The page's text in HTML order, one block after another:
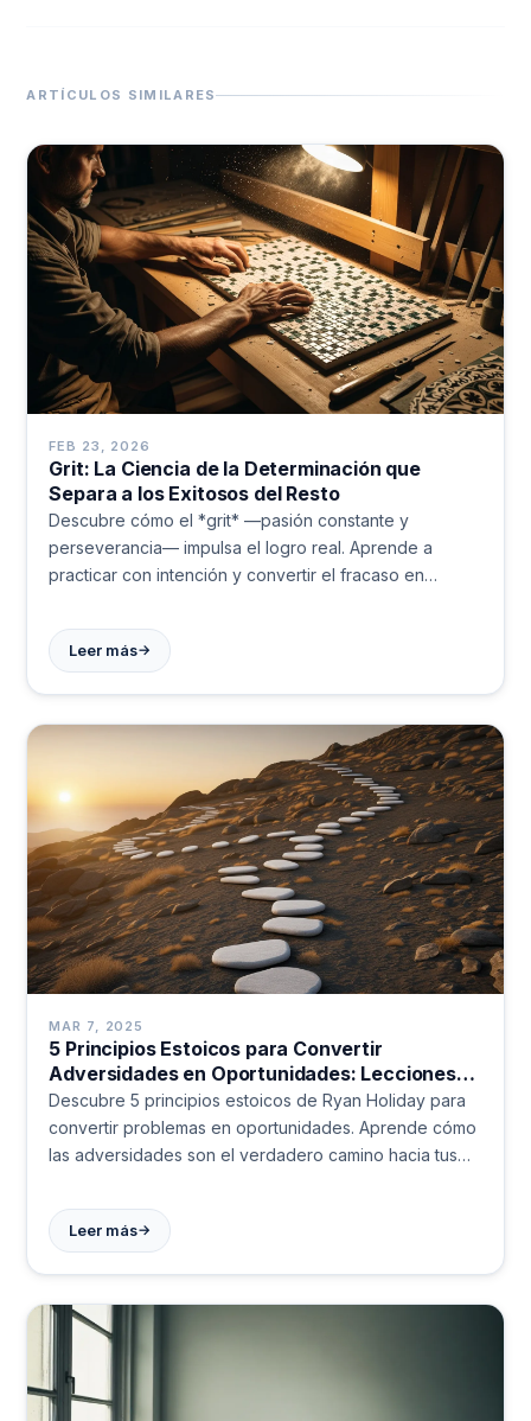
ARTÍCULOS SIMILARES
FEB 23, 2026
Grit: La Ciencia de la Determinación que
Separa a los Exitosos del Resto
Descubre cómo el *grit* —pasión constante y
perseverancia— impulsa el logro real. Aprende a
practicar con intención y convertir el fracaso en
Leer más→
MAR 7, 2025
5 Principios Estoicos para Convertir
Adversidades en Oportunidades: Lecciones
de Ryan Holiday
Descubre 5 principios estoicos de Ryan Holiday para
convertir problemas en oportunidades. Aprende cómo
las adversidades son el verdadero camino hacia tus
Leer más→